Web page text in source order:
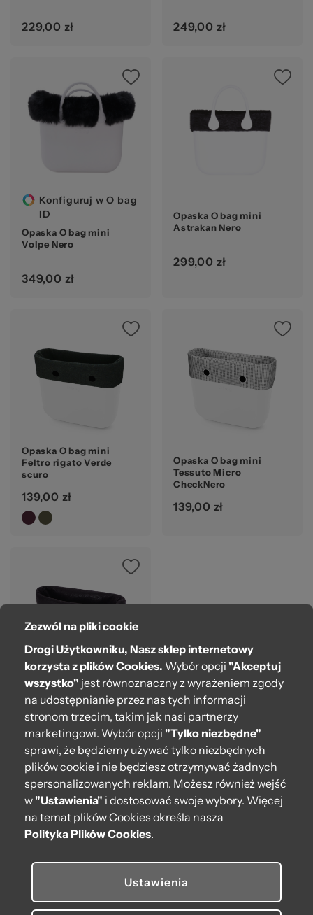
229,00 zł 249,00 zł
Konfiguruj w O bag
ID
Opaska O bag mini
Volpe Nero
349,00 zł
Opaska O bag mini
Astrakan Nero
299,00 zł
Opaska O bag mini
Feltro rigato Verde
scuro
139,00 zł
Opaska O bag mini
Tessuto Micro
CheckNero
139,00 zł
Opaska O bag mini
Effetto montone Nero
309,00 zł
O bag
Moje O bag
Zezwól na pliki cookie
Drogi Użytkowniku, Nasz sklep internetowy
korzysta z plików Cookies. Wybór opcji "Akceptuj
wszystko" jest równoznaczny z wyrażeniem zgody
na udostępnianie przez nas tych informacji
stronom trzecim, takim jak nasi partnerzy
marketingowi. Wybór opcji "Tylko niezbędne"
sprawi, że będziemy używać tylko niezbędnych
plików cookie i nie będziesz otrzymywać żadnych
spersonalizowanych reklam. Możesz również wejść
w"Ustawienia" i dostosować swoje wybory. Więcej
na temat plików Cookies określa nasza
Polityka Plików Cookies.
Ustawienia